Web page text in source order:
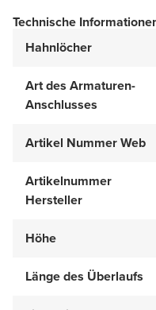
Technische
Hahnlöcher
Art des Armaturen-
Anschlusses
Artikel Nummer Web
Artikelnummer
Hersteller
Höhe
Länge des Überlaufs